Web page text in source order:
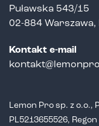
Puławska 543/15
02-884 Warszawa,
Kontakt e-mail
Lemon Pro sp. z o.o.,
PL5213655526,